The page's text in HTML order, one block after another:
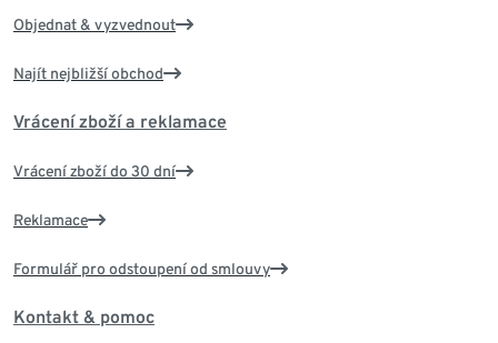
Objednat & vyzvednout
Najít nejbližší obchod
Vrácení zboží a reklamace
Vrácení zboží do 30 dní
Reklamace
Formulář pro odstoupení od smlouvy
Kontakt & pomoc